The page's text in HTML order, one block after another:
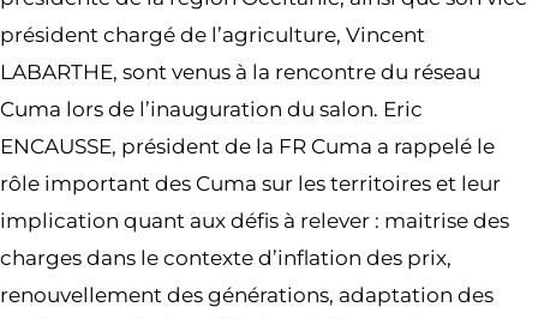
président chargé de l’agriculture, Vincent
LABARTHE, sont venus à la rencontre du réseau
Cuma lors de l’inauguration du salon. Eric
ENCAUSSE, président de la FR Cuma a rappelé le
rôle important des Cuma sur les territoires et leur
implication quant aux défis à relever : maitrise des
charges dans le contexte d’inflation des prix,
renouvellement des générations, adaptation des